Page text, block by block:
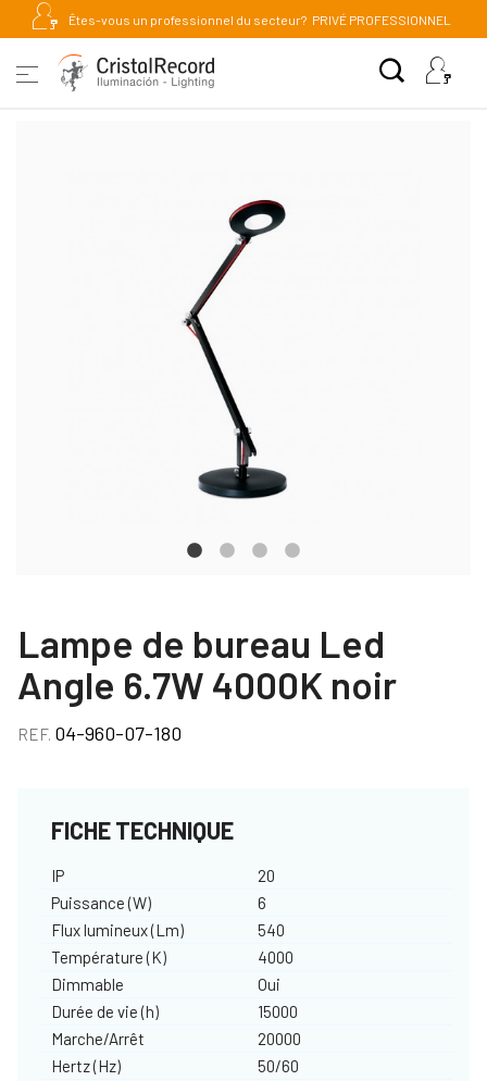
Êtes-vous un professionnel du secteur? PRIVÉ PROFESSIONNEL
Lampe de bureau Led
Angle 6.7W 4000K noir
REF. 04-960-07-180
FICHE TECHNIQUE
IP
20
Puissance (W)
6
Flux lumineux (Lm)
540
Température (K)
4000
Dimmable
Oui
Durée de vie (h)
15000
Marche/Arrêt
20000
Hertz (Hz)
50/60